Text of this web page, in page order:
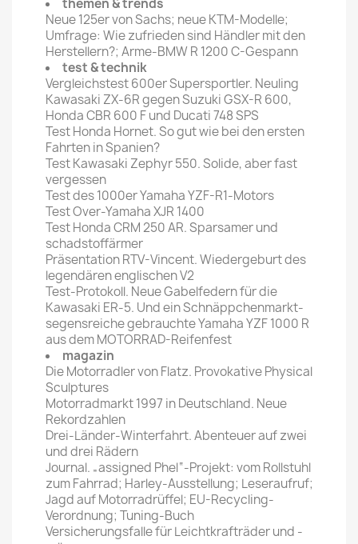
themen & trends
Neue 125er von Sachs; neue KTM-Modelle;
Umfrage: Wie zufrieden sind Händler mit den
Herstellern?; Arme-BMW R 1200 C-Gespann
test & technik
Vergleichstest 600er Supersportler. Neuling
Kawasaki ZX-6R gegen Suzuki GSX-R 600,
Honda CBR 600 F und Ducati 748 SPS
Test Honda Hornet. So gut wie bei den ersten
Fahrten in Spanien?
Test Kawasaki Zephyr 550. Solide, aber fast
vergessen
Test des 1000er Yamaha YZF-R1-Motors
Test Over-Yamaha XJR 1400
Test Honda CRM 250 AR. Sparsamer und
schadstoffärmer
Präsentation RTV-Vincent. Wiedergeburt des
legendären englischen V2
Test-Protokoll. Neue Gabelfedern für die
Kawasaki ER-5. Und ein Schnäppchenmarkt-
segensreiche gebrauchte Yamaha YZF 1000 R
aus dem MOTORRAD-Reifenfest
magazin
Die Motorradler von Flatz. Provokative Physical
Sculptures
Motorradmarkt 1997 in Deutschland. Neue
Rekordzahlen
Drei-Länder-Winterfahrt. Abenteuer auf zwei
und drei Rädern
Journal. „assigned Phel“-Projekt: vom Rollstuhl
zum Fahrrad; Harley-Ausstellung; Leseraufruf;
Jagd auf Motorradrüffel; EU-Recycling-
Verordnung; Tuning-Buch
Versicherungsfalle für Leichtkrafträder und -